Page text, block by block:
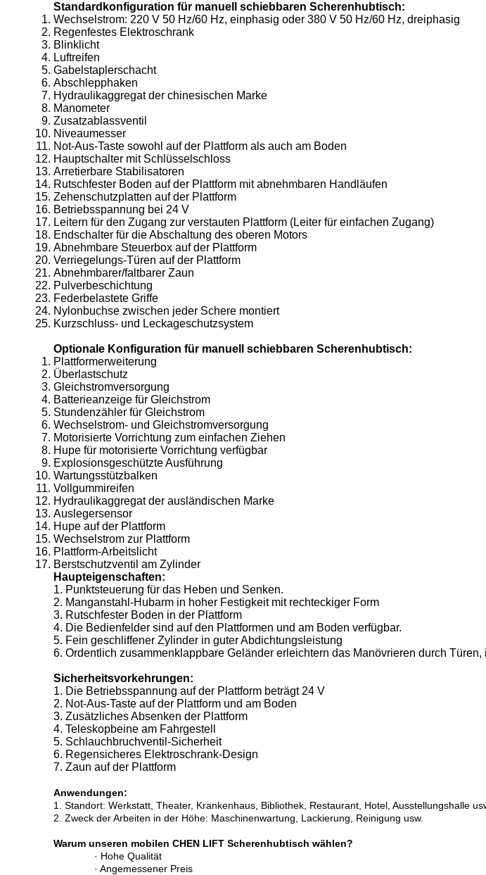
Standardkonfiguration für manuell schiebbaren Scherenhubtisch:
Wechselstrom: 220 V 50 Hz/60 Hz, einphasig oder 380 V 50 Hz/60 Hz, dreiphasig
Regenfestes Elektroschrank
Blinklicht
Luftreifen
Gabelstaplerschacht
Abschlepphaken
Hydraulikaggregat der chinesischen Marke
Manometer
Zusatzablassventil
Niveaumesser
Not-Aus-Taste sowohl auf der Plattform als auch am Boden
Hauptschalter mit Schlüsselschloss
Arretierbare Stabilisatoren
Rutschfester Boden auf der Plattform mit abnehmbaren Handläufen
Zehenschutzplatten auf der Plattform
Betriebsspannung bei 24 V
Leitern für den Zugang zur verstauten Plattform (Leiter für einfachen Zugang)
Endschalter für die Abschaltung des oberen Motors
Abnehmbare Steuerbox auf der Plattform
Verriegelungs-Türen auf der Plattform
Abnehmbarer/faltbarer Zaun
Pulverbeschichtung
Federbelastete Griffe
Nylonbuchse zwischen jeder Schere montiert
Kurzschluss- und Leckageschutzsystem
Optionale Konfiguration für manuell schiebbaren Scherenhubtisch:
Plattformerweiterung
Überlastschutz
Gleichstromversorgung
Batterieanzeige für Gleichstrom
Stundenzähler für Gleichstrom
Wechselstrom- und Gleichstromversorgung
Motorisierte Vorrichtung zum einfachen Ziehen
Hupe für motorisierte Vorrichtung verfügbar
Explosionsgeschützte Ausführung
Wartungsstützbalken
Vollgummireifen
Hydraulikaggregat der ausländischen Marke
Auslegersensor
Hupe auf der Plattform
Wechselstrom zur Plattform
Plattform-Arbeitslicht
Berstschutzventil am Zylinder
Haupteigenschaften:
1. Punktsteuerung für das Heben und Senken.
2. Manganstahl-Hubarm in hoher Festigkeit mit rechteckiger Form
3. Rutschfester Boden in der Plattform
4. Die Bedienfelder sind auf den Plattformen und am Boden verfügbar.
5. Fein geschliffener Zylinder in guter Abdichtungsleistung
6. Ordentlich zusammenklappbare Geländer erleichtern das Manövrieren durch
Sicherheitsvorkehrungen:
1. Die Betriebsspannung auf der Plattform beträgt 24 V
2. Not-Aus-Taste auf der Plattform und am Boden
3. Zusätzliches Absenken der Plattform
4. Teleskopbeine am Fahrgestell
5. Schlauchbruchventil-Sicherheit
6. Regensicheres Elektroschrank-Design
7. Zaun auf der Plattform
Anwendungen:
1. Standort: Werkstatt, Theater, Krankenhaus, Bibliothek, Restaurant, Hotel, Ausstellungshalle
2. Zweck der Arbeiten in der Höhe: Maschinenwartung, Lackierung, Reinigung usw.
Warum unseren mobilen CHEN LIFT Scherenhubtisch wählen?
· Hohe Qualität
· Angemessener Preis